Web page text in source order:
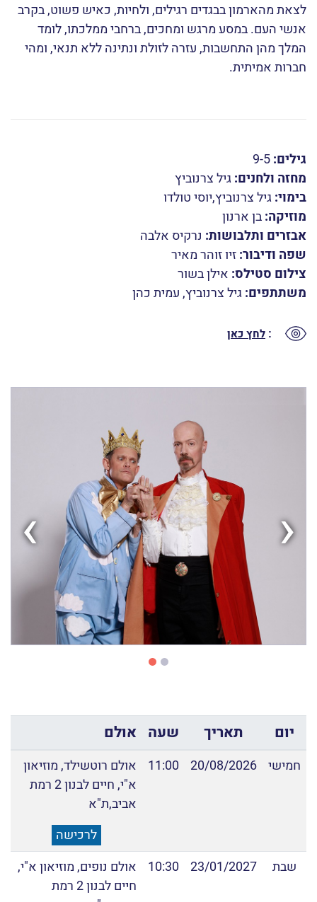
לצאת מהארמון בבגדים רגילים, ולחיות, כאיש פשוט, בקרב
אנשי העם. במסע מרגש ומחכים, ברחבי ממלכתו, לומד
המלך מהן התחשבות, עזרה לזולת ונתינה ללא תנאי, ומהי
חברות אמיתית.
גילים:9-5
מחזה ולחנים:גיל צרנוביץ
בימוי:גיל צרנוביץ,יוסי טולדו
מוזיקה:בן ארנון
אבזרים ותלבושות: נרקיס אלבה
שפה ודיבור:זיו זוהר מאיר
צילום סטילס: אילן בשור
משתתפים:גיל צרנוביץ, עמית כהן
: לחץ כאן
‹
›
יום תאריך שעה אולם
חמישי 20/08/2026
11:00
אולם רוטשילד, מוזיאון
א"י, חיים לבנון 2 רמת
אביב,ת"א
לרכישה
שבת
23/01/2027
10:30
אולם נופים, מוזיאון א"י,
חיים לבנון 2 רמת